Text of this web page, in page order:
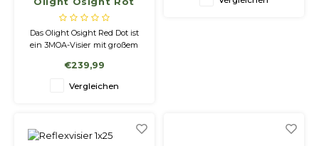
Das Olight Osight Red Dot ist
ein 3MOA-Visier mit großem
einzigartigen Ladesystem
€239,99
Vergleichen